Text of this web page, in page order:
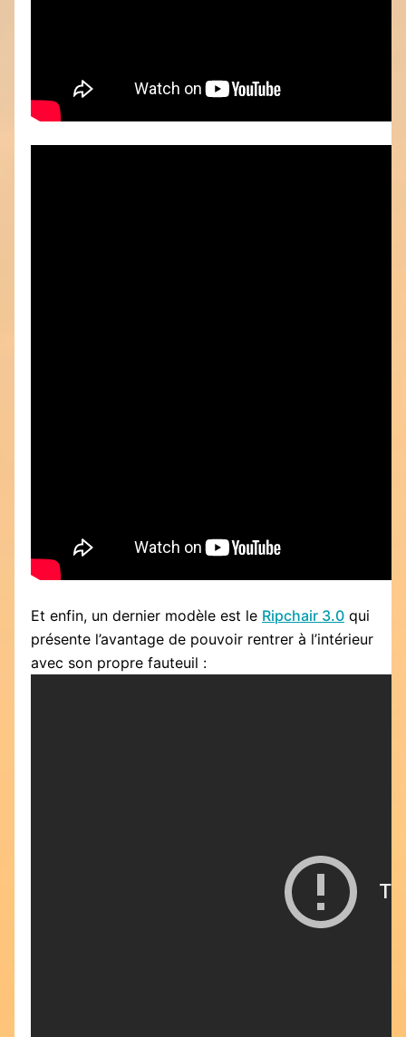
Et enfin, un dernier modèle est le Ripchair 3.0 qui
présente l’avantage de pouvoir rentrer à l’intérieur
avec son propre fauteuil :